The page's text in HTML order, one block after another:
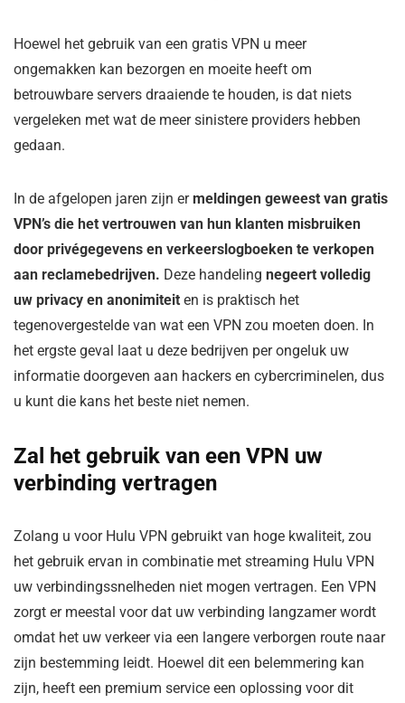
Hoewel het gebruik van een gratis VPN u meer
ongemakken kan bezorgen en moeite heeft om
betrouwbare servers draaiende te houden, is dat niets
vergeleken met wat de meer sinistere providers hebben
gedaan.
In de afgelopen jaren zijn ermeldingen geweest van gratis
VPN’s die het vertrouwen van hun klanten misbruiken
door privégegevens en verkeerslogboeken te verkopen
aan reclamebedrijven. Deze handeling negeert volledig
uw privacy en anonimiteit en is praktisch het
tegenovergestelde van wat een VPN zou moeten doen. In
het ergste geval laat u deze bedrijven per ongeluk uw
informatie doorgeven aan hackers en cybercriminelen, dus
u kunt die kans het beste niet nemen.
Zal het gebruik van een VPN uw
verbinding vertragen
Zolang u voor Hulu VPN gebruikt van hoge kwaliteit, zou
het gebruik ervan in combinatie met streaming Hulu VPN
uw verbindingssnelheden niet mogen vertragen. Een VPN
zorgt er meestal voor dat uw verbinding langzamer wordt
omdat het uw verkeer via een langere verborgen route naar
zijn bestemming leidt. Hoewel dit een belemmering kan
zijn, heeft een premium service een oplossing voor dit